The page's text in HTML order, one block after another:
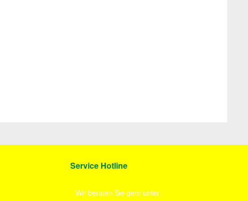
Service Hotline
Wir beraten Sie gern unter: